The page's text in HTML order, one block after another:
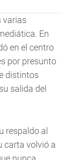
varias
En
en el centro
por presunto
distintos
salida del
respaldo al
carta volvió a